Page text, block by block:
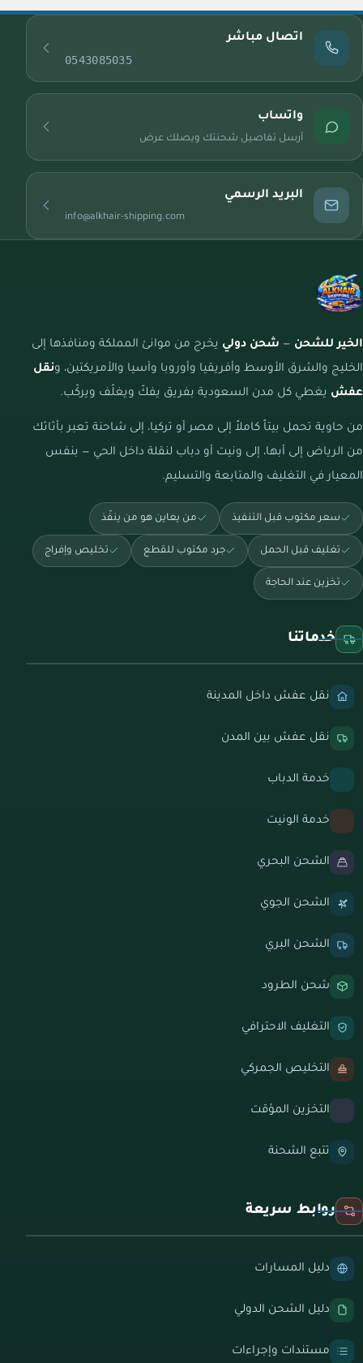
اتصال مباشر
0543085035
واتساب
أرسل تفاصيل شحنتك ويصلك عرض
البريد الرسمي
info@alkhair-shipping.com
الخير للشحن — شحن دولي يخرج من موانئ المملكة ومنافذها إلى
الخليج والشرق الأوسط وأفريقيا وأوروبا وآسيا والأمريكتين، ونقل
عفش يغطي كل مدن السعودية بفريق يفكّ ويغلّف ويركّب.
من حاوية تحمل بيتاً كاملاً إلى مصر أو تركيا، إلى شاحنة تعبر بأثاثك
من الرياض إلى أبها، إلى ونيت أو دباب لنقلة داخل الحي — بنفس
المعيار في التغليف والمتابعة والتسليم.
سعر مكتوب قبل التنفيذ من يعاين هو من ينفّذ
تغليف قبل الحمل جرد مكتوب للقطع تخليص وإفراج
تخزين عند الحاجة
خدماتنا
نقل عفش داخل المدينة
نقل عفش بين المدن
خدمة الدباب
خدمة الونيت
الشحن البحري
الشحن الجوي
الشحن البري
شحن الطرود
التغليف الاحترافي
التخليص الجمركي
التخزين المؤقت
تتبع الشحنة
روابط سريعة
دليل المسارات
دليل الشحن الدولي
مستندات وإجراءات